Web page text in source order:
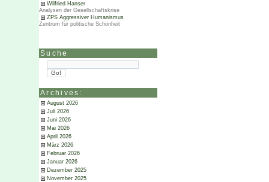
Wilfried Hanser
Analysen der Gesellschaftskrise
ZPS Aggressiver Humanismus
Zentrum für politische Schönheit
Suche
Archives:
August 2026
Juli 2026
Juni 2026
Mai 2026
April 2026
März 2026
Februar 2026
Januar 2026
Dezember 2025
November 2025